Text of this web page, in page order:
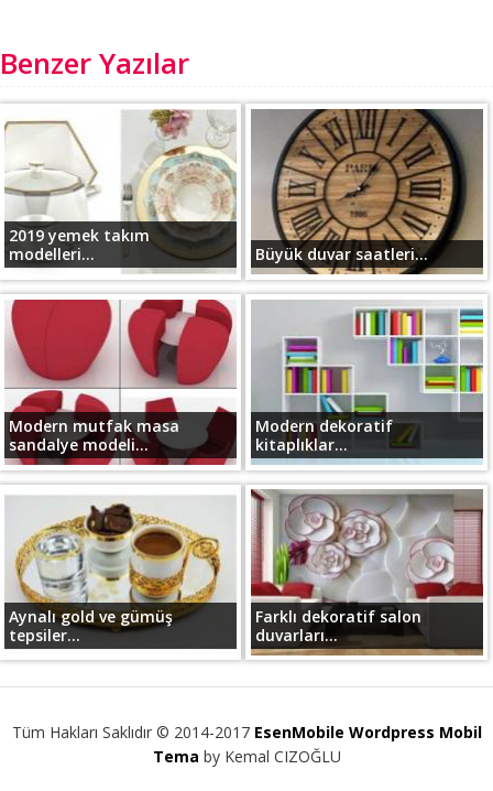
Benzer Yazılar
2019 yemek takım
modelleri...
Büyük duvar saatleri...
Modern mutfak masa
sandalye modeli...
Modern dekoratif
kitaplıklar...
Aynalı gold ve gümüş
tepsiler...
Farklı dekoratif salon
duvarları...
Tüm Hakları Saklıdır © 2014-2017 EsenMobile Wordpress Mobil
Tema by Kemal CIZOĞLU